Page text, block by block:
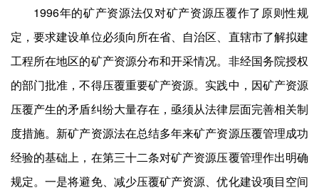
1996年的矿产资源法仅对矿产资源压覆作了原则性规
定，要求建设单位必须向所在省、自治区、直辖市了解拟建
工程所在地区的矿产资源分布和开采情况。非经国务院授权
的部门批准，不得压覆重要矿产资源。实践中，因矿产资源
压覆产生的矛盾纠纷大量存在，亟须从法律层面完善相关制
度措施。新矿产资源法在总结多年来矿产资源压覆管理成功
经验的基础上，在第三十二条对矿产资源压覆管理作出明确
规定。一是将避免、减少压覆矿产资源、优化建设项目空间